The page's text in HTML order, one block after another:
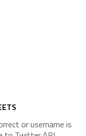
or username is